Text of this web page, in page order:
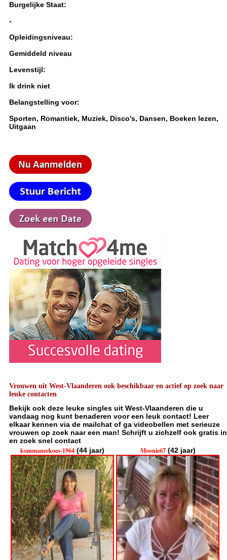
Burgelijke Staat:
-
Opleidingsniveau:
Gemiddeld niveau
Levenstijl:
Ik drink niet
Belangstelling voor:
Sporten, Romantiek, Muziek, Disco's, Dansen, Boeken lezen,
Uitgaan
Vrouwen uit West-Vlaanderen ook beschikbaar en actief op zoek naar
leuke contacten
Bekijk ook deze leuke singles uit West-Vlaanderen die u
vandaag nog kunt benaderen voor een leuk contact! Leer
elkaar kennen via de mailchat of ga videobellen met serieuze
vrouwen op zoek naar een man! Schrijft u zichzelf ook gratis in
en zoek snel contact
kommaneekoes-1964 (44 jaar) Moonie67(42 jaar)